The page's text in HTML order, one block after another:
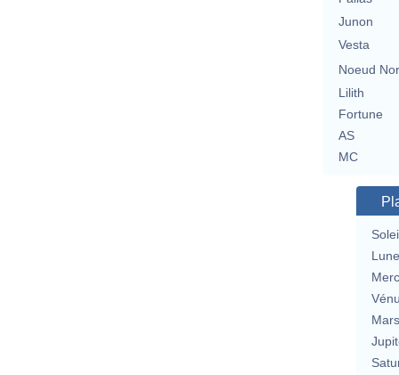
Junon
Vesta
Noeud
Lilith
Fortune
AS
MC
Lune
Mars